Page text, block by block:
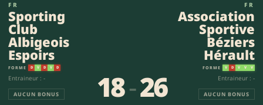
FR
Sporting
Club
Albigeois
Espoirs
FORME D V D V D
Entraineur : -
AUCUN BONUS 18-26
FR
Association
Sportive
Béziers
Hérault
FORME V D V V V
Entraineur : -
AUCUN BONUS